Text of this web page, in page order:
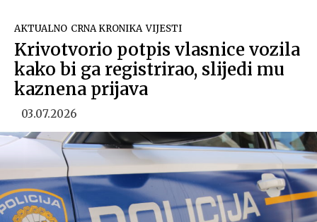
AKTUALNO CRNA KRONIKA VIJESTI
Krivotvorio potpis vlasnice vozila
kako bi ga registrirao, slijedi mu
kaznena prijava
03.07.2026